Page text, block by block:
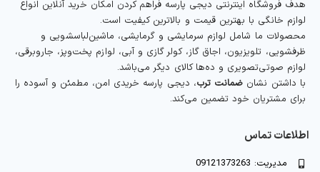
هدف فروشگاه اینترنتی دیجی پارسه فراهم کردن امکان خرید آنلاین انواع
لوازم خانگی با بهترین قیمت و بالاترین کیفیت است.
محصولات ما شامل لوازم سرمایشی و گرمایشی، ماشین‌لباسشویی و
ظرفشویی، تلویزیون، اجاق گاز، کولر گازی و آبی، لوازم پخت‌وپز، جاروبرقی،
لوازم صوتی‌تصویری و ده‌ها کالای دیگر می‌باشد.
با داشتن نشان ضمانت ترب، دیجی پارسه خریدی امن، مطمئن و آسوده را
برای مشتریان خود تضمین می‌کند.
اطلاعات تماس
مدیریت: 09121373263